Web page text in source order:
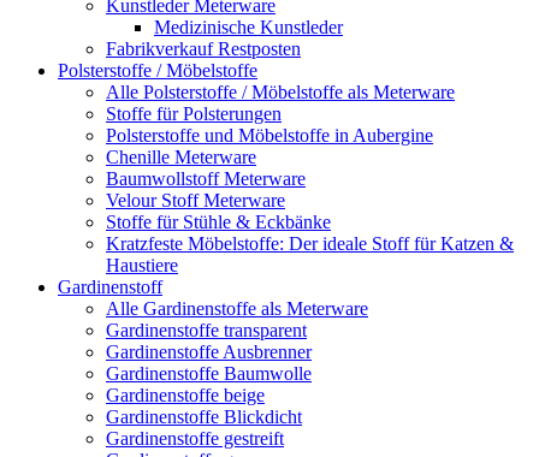
Kunstleder Meterware
Medizinische Kunstleder
Fabrikverkauf Restposten
Polsterstoffe / Möbelstoffe
Alle Polsterstoffe / Möbelstoffe als Meterware
Stoffe für Polsterungen
Polsterstoffe und Möbelstoffe in Aubergine
Chenille Meterware
Baumwollstoff Meterware
Velour Stoff Meterware
Stoffe für Stühle & Eckbänke
Kratzfeste Möbelstoffe: Der ideale Stoff für Katzen &
Haustiere
Gardinenstoff
Alle Gardinenstoffe als Meterware
Gardinenstoffe transparent
Gardinenstoffe Ausbrenner
Gardinenstoffe Baumwolle
Gardinenstoffe beige
Gardinenstoffe Blickdicht
Gardinenstoffe gestreift